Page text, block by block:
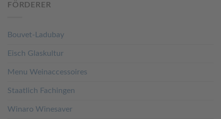
FÖRDERER
Bouvet-Ladubay
Eisch Glaskultur
Menu Weinaccessoires
Staatlich Fachingen
Winaro Winesaver